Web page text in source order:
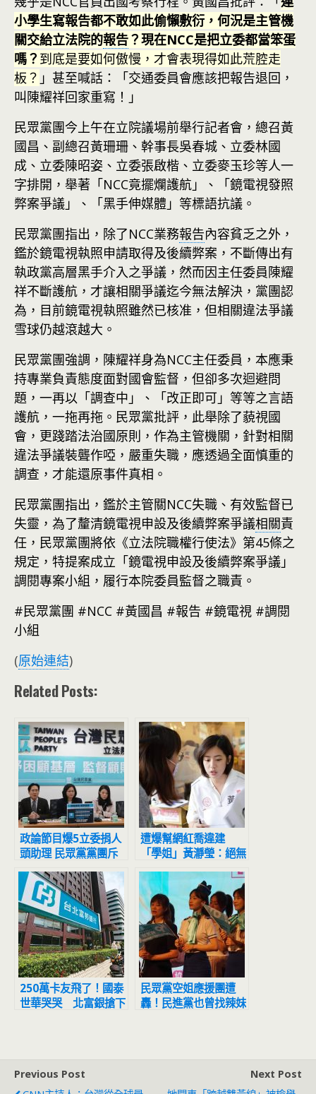
小學生寫報告都不敢如此偷懶敷衍，何況是主管機
關交給立法院的報告？現在NCC是把立委都當笨蛋
嗎？ 到底是要如何傲慢，才會表現得如此荒腔走
板？ 」甚至喊話：「交通委員會應該把報告退回，
叫陳耀祥回家重寫！」
民眾黨團今上午在立院議場前舉行記者會，總召黃
國昌、副總召黃珊珊、幹事長吳春城、立委林國
成、立委陳昭姿、立委張啟楷、立委麥玉珍等人一
字排開，舉著「NCC竟擺爛護航」、「鏡電視發照
弊案爭議」、「黑手伸媒體」等標語抗議。
民眾黨團指出，除了NCC業務報告內容貧乏之外，
鑑於鏡電視執照申請取得及後續弊案，不斷傳出有
執政黨高層黑手介入之爭議，然而因主任委員陳耀
祥不斷護航，才讓相關爭議迄今無法解決，黨團認
為，目前鏡電視執照雖然已核准，但相關違法爭議
雪球仍越滾越大。
民眾黨團強調，陳耀祥身為NCC主任委員，本應秉
持專業負責態度面對國會監督，但卻多次迴避問
題，一再以「調查中」、「改正即可」等等之言語
護航，一拖再拖。民眾黨批評，此舉除了藐視國
會，更踐踏法治國原則，作為主管機關，針對相關
違法爭議裝聾作啞，嚴重失職，應透過全面慎重的
調查，才能還原事件真相。
民眾黨團指出，鑑於主管關NCC失職、有效監督已
失靈，為了釐清鏡電視申設及後續弊案爭議相關責
任，民眾黨團將依《立法院職權行使法》第45條之
規定，特提案成立「鏡電視申設及後續弊案爭議」
調閱專案小組，履行本院委員監督之職責。
#民眾黨團 #NCC #黃國昌 #報告 #鏡電視 #調閱
小組
(原始連結)
Related Posts:
政論節目爆5立委捐人
頭助理 民眾黨黨團斥
造謠要求更正
遭爆幫網紅喬違建
「學姐」黃瀞瑩：絕無
關說、將追訴
250萬卡友飛了！國泰
世華哭哭 北富銀搶下
民眾黨空姐應援團遭
轟！民進黨也曾找辣妹
Previous Post
Next Post